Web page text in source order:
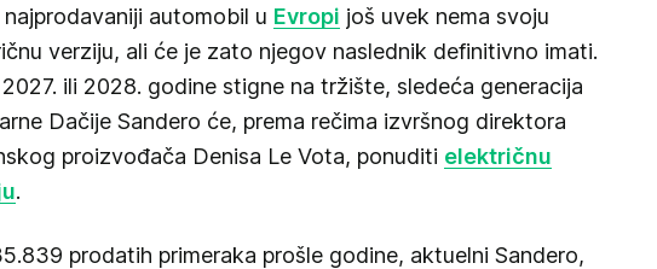
najprodavaniji automobil u Evropi još uvek nema svoju
verziju, ali će je zato njegov naslednik definitivno imati.
2027. ili 2028. godine stigne na tržište, sledeća generacija
Dačije Sandero će, prema rečima izvršnog direktora
proizvođača Denisa Le Vota, ponuditi električnu
.
prodatih primeraka prošle godine, aktuelni Sandero,